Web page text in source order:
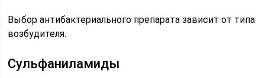
Выбор антибактериального препарата зависит от типа
возбудителя.
Сульфаниламиды